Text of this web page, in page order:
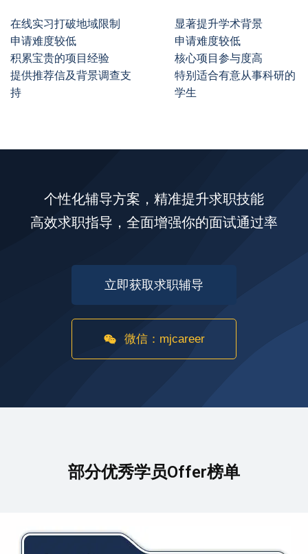
在线实习打破地域限制
申请难度较低
积累宝贵的项目经验
提供推荐信及背景调查支
持
显著提升学术背景
申请难度较低
核心项目参与度高
特别适合有意从事科研的
学生
个性化辅导方案，精准提升求职技能
高效求职指导，全面增强你的面试通过率
立即获取求职辅导
微信：mjcareer
部分优秀学员Offer榜单